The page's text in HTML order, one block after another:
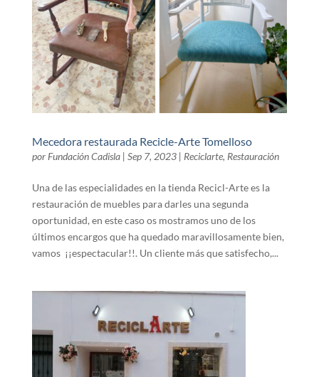
Mecedora restaurada Recicle-Arte Tomelloso
por Fundación Cadisla| Sep 7, 2023| Reciclarte, Restauración
Una de las especialidades en la tienda Recicl-Arte es la
restauración de muebles para darles una segunda
oportunidad, en este caso os mostramos uno de los
últimos encargos que ha quedado maravillosamente bien,
vamos ¡¡espectacular!!. Un cliente más que satisfecho,...